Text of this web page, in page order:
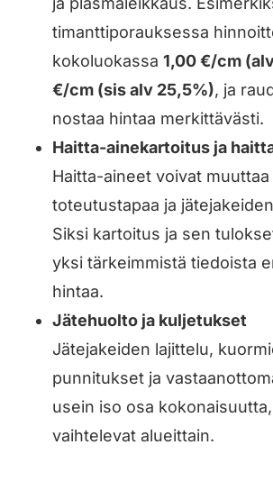
timanttiporauksessa
kokoluokassa 1,00 €/cm
€/cm (sis alv 25,5%), ja
nostaa hintaa merkittävästi.
Haitta-ainekartoitus ja
Haitta-aineet voivat
toteutustapaa ja
Siksi kartoitus ja sen
yksi tärkeimmistä tiedoista
hintaa.
Jätehuolto ja kuljetukset
Jätejakeiden lajittelu,
punnitukset ja
usein iso osa
vaihtelevat alueittain.